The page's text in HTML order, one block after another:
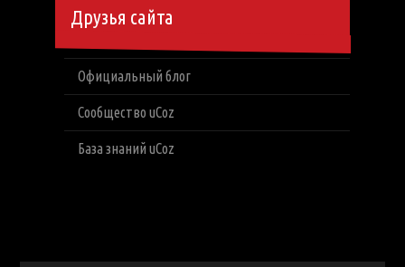
Друзья сайта
Официальный блог
Сообщество uCoz
База знаний uCoz